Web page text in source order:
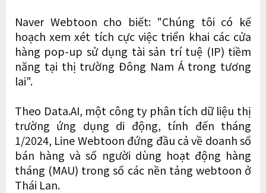
Naver Webtoon cho biết: "Chúng tôi có kế
hoạch xem xét tích cực việc triển khai các cửa
hàng pop-up sử dụng tài sản trí tuệ (IP) tiềm
năng tại thị trường Đông Nam Á trong tương
lai".
Theo Data.AI, một công ty phân tích dữ liệu thị
trường ứng dụng di động, tính đến tháng
1/2024, Line Webtoon đứng đầu cả về doanh số
bán hàng và số người dùng hoạt động hàng
tháng (MAU) trong số các nền tảng webtoon ở
Thái Lan.